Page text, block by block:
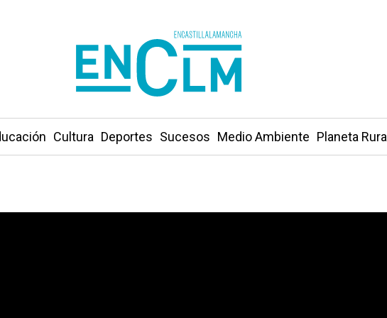
Cultura Deportes Sucesos Medio Ambiente Planeta Rural